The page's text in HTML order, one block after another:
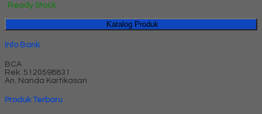
Ready Stock
Katalog Produk
Info Bank
BCA
Rek. 5120598831
An. Nanda Kartikasari
Produk Terbaru